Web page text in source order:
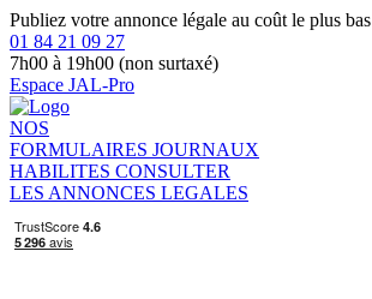
Publiez votre annonce légale au coût le plus bas
01 84 21 09 27
7h00 à 19h00 (non surtaxé)
Espace JAL-Pro
NOS
FORMULAIRES JOURNAUX
HABILITES CONSULTER
LES ANNONCES LEGALES